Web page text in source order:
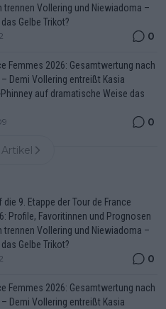
trennen Vollering und Niewiadoma –
Gelbe Trikot?
0
Femmes 2026: Gesamtwertung nach
– Demi Vollering entreißt Kasia
auf dramatische Weise das
0
9. Etappe der Tour de France
Profile, Favoritinnen und Prognosen
trennen Vollering und Niewiadoma –
Gelbe Trikot?
0
Femmes 2026: Gesamtwertung nach
– Demi Vollering entreißt Kasia